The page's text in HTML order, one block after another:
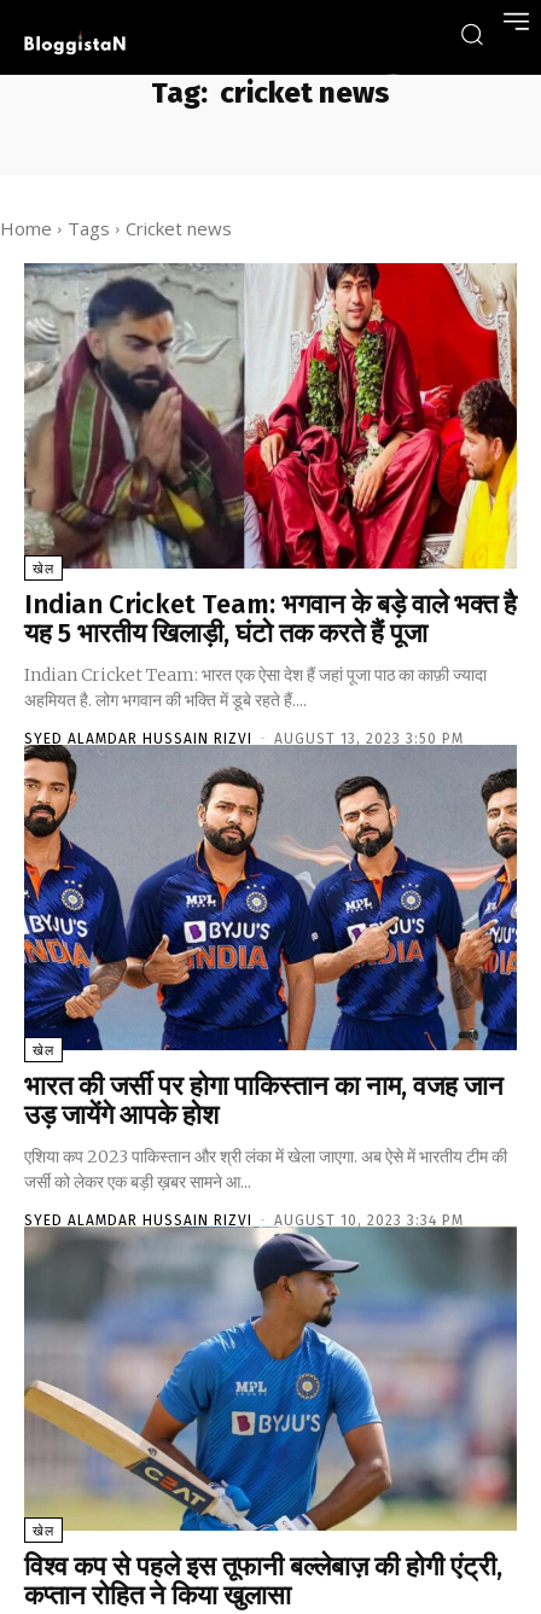
Tag: cricket news
Home Tags Cricket news
खेल
Indian Cricket Team: भगवान के बड़े वाले भक्त है
यह 5 भारतीय खिलाड़ी, घंटो तक करते हैं पूजा
Indian Cricket Team: भारत एक ऐसा देश हैं जहां पूजा पाठ का काफ़ी ज्यादा
अहमियत है. लोग भगवान की भक्ति में डूबे रहते हैं....
SYED ALAMDAR HUSSAIN RIZVI - AUGUST 13, 2023 3:50 PM
खेल
भारत की जर्सी पर होगा पाकिस्तान का नाम, वजह जान
उड़ जायेंगे आपके होश
एशिया कप 2023 पाकिस्तान और श्री लंका में खेला जाएगा. अब ऐसे में भारतीय टीम की
जर्सी को लेकर एक बड़ी ख़बर सामने आ...
SYED ALAMDAR HUSSAIN RIZVI - AUGUST 10, 2023 3:34 PM
खेल
विश्व कप से पहले इस तूफानी बल्लेबाज़ की होगी एंट्री,
कप्तान रोहित ने किया खुलासा